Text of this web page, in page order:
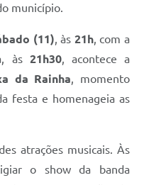
município.
(11), às 21h, com a
às 21h30, acontece a
da Rainha, momento
festa e homenageia as
atrações musicais. Às
o show da banda